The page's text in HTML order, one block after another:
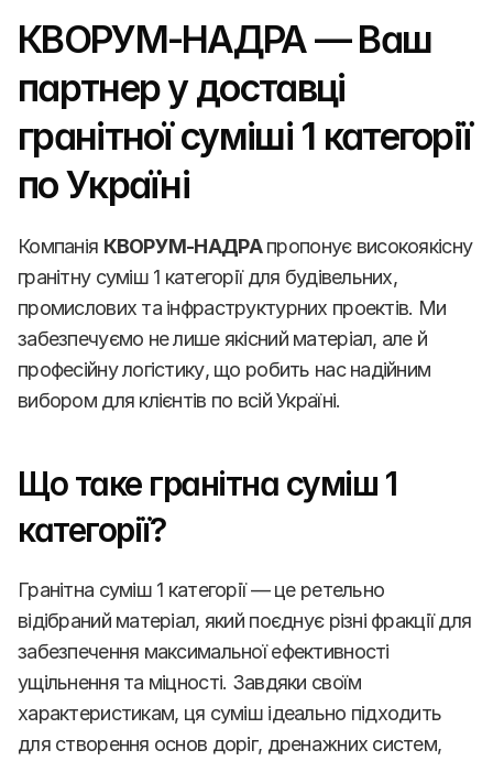
КВОРУМ-НАДРА — Ваш
партнер у доставці
гранітної суміші 1 категорії
по Україні
Компанія КВОРУМ-НАДРА пропонує високоякісну
гранітну суміш 1 категорії для будівельних,
промислових та інфраструктурних проектів. Ми
забезпечуємо не лише якісний матеріал, але й
професійну логістику, що робить нас надійним
вибором для клієнтів по всій Україні.
Що таке гранітна суміш 1
категорії?
Гранітна суміш 1 категорії — це ретельно
відібраний матеріал, який поєднує різні фракції для
забезпечення максимальної ефективності
ущільнення та міцності. Завдяки своїм
характеристикам, ця суміш ідеально підходить
для створення основ доріг, дренажних систем,